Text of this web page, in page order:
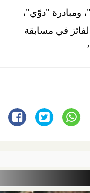
ومبادرة "دوّي"،
الفائز في مسابقة